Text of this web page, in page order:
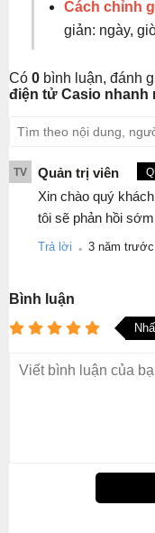
Cách chỉnh
giản: ngày,
Có 0 bình luận, đánh
điện tử Casio nhanh
TV Quản trị viên
Xin chào quý
tôi sẽ phản hồi sớm
Trả lời . 3 năm trước
Bình luận